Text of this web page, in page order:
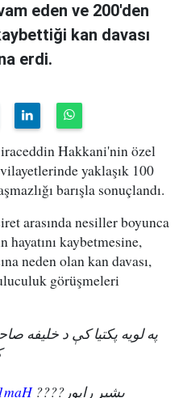
eden ve 200'den
kan davası
erdi.
Hakkani'nin özel
yaklaşık 100
barışla sonuçlandı.
arasında nesiller boyunca
kaybetmesine,
neden olan kan davası,
görüşmeleri
په لویه پکتیا کې د خلیفه
بشپړ راپور????